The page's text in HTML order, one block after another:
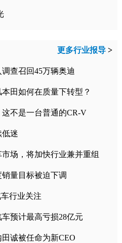
更多行业报导 >
查召回45万辆奥迪
田如何在质量下转型？
不是一台普通的CR-V
迷
场，将加快行业兼并重组
量目标被迫下调
行业关注
预计最高亏损28亿元
诚被任命为新CEO